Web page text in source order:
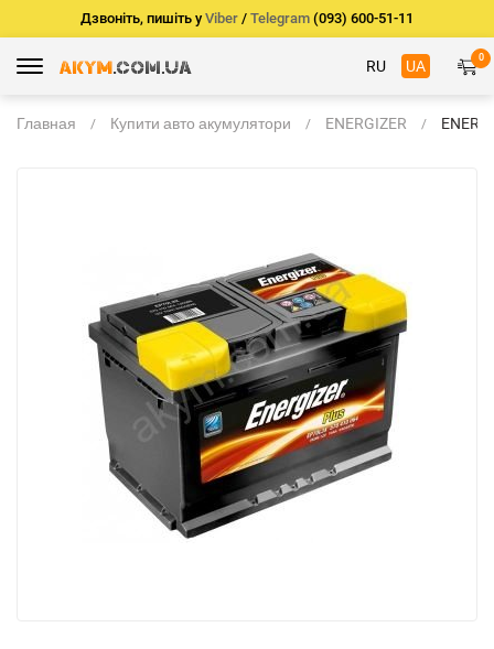
Дзвоніть, пишіть у Viber / Telegram (093) 600-51-11
RU UA 0
Главная Купити авто акумулятори ENERGIZER